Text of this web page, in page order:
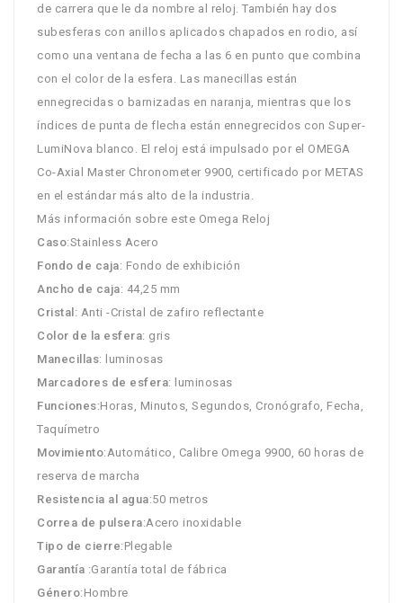
de carrera que le da nombre al reloj. También hay dos
subesferas con anillos aplicados chapados en rodio, así
como una ventana de fecha a las 6 en punto que combina
con el color de la esfera. Las manecillas están
ennegrecidas o barnizadas en naranja, mientras que los
índices de punta de flecha están ennegrecidos con Super-
LumiNova blanco. El reloj está impulsado por el OMEGA
Co-Axial Master Chronometer 9900, certificado por METAS
en el estándar más alto de la industria.
Más información sobre este Omega Reloj
Caso:Stainless Acero
Fondo de caja: Fondo de exhibición
Ancho de caja: 44,25 mm
Cristal : Anti -Cristal de zafiro reflectante
Color de la esfera: gris
Manecillas: luminosas
Marcadores de esfera: luminosas
Funciones:Horas, Minutos, Segundos, Cronógrafo, Fecha,
Taquímetro
Movimiento:Automático, Calibre Omega 9900, 60 horas de
reserva de marcha
Resistencia al agua:50 metros
Correa de pulsera:Acero inoxidable
Tipo de cierre:Plegable
Garantía :Garantía total de fábrica
Género:Hombre